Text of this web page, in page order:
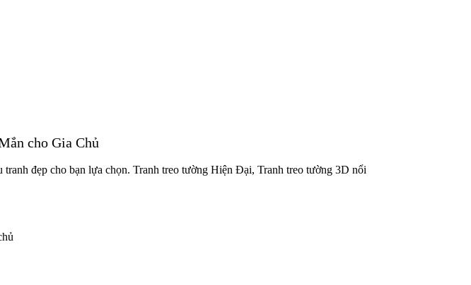
cho Gia Chủ
đẹp cho bạn lựa chọn. Tranh treo tường Hiện Đại, Tranh treo tường 3D nổi